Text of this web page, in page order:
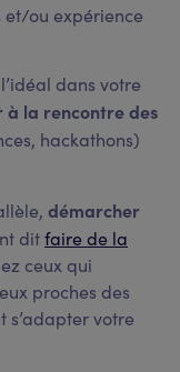
et/ou expérience
dans votre
à la rencontre des
hackathons)
démarcher
ditfaire de la
ceux qui
proches des
s’adapter votre